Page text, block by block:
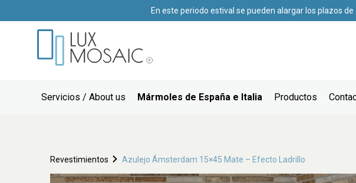
En este periodo estival se pueden alargar los plazos
Servicios / About us Mármoles de España e Italia Productos
Revestimientos Azulejo Ámsterdam 15×45 Mate – Efecto Ladrillo